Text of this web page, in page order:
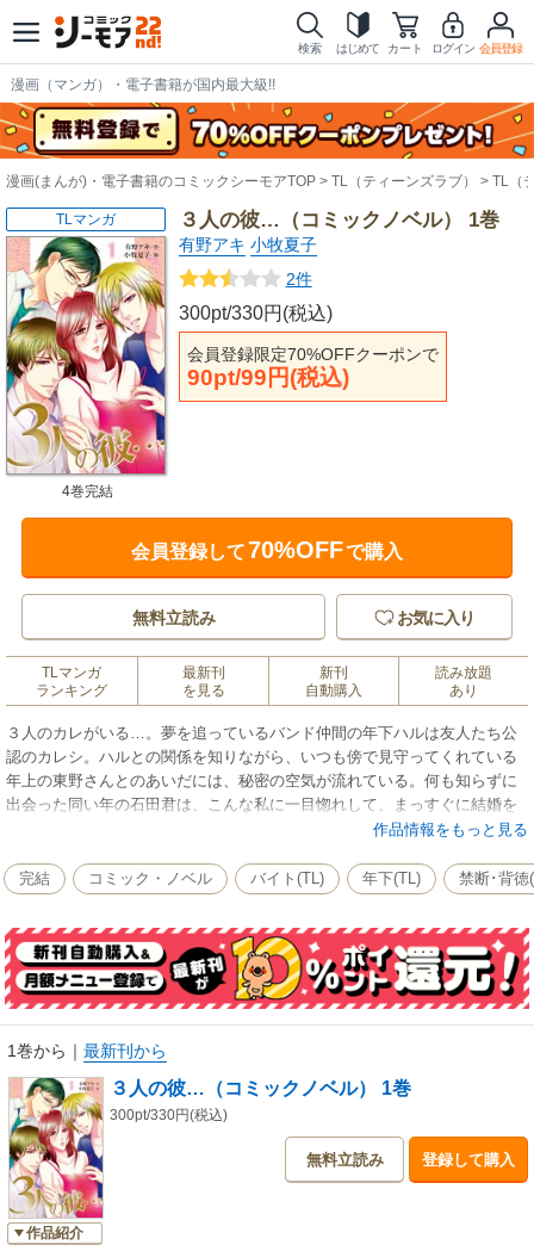
検索 はじめて カート ログイン 会員登録
漫画（マンガ）・電子書籍が国内最大級!!
漫画(まんが)・電子書籍のコミックシーモアTOP TL（ティーンズラブ） TL（
３人の彼…（コミックノベル） 1巻
有野アキ 小牧夏子
2件
300pt/330円(税込)
会員登録限定70%OFFクーポンで
90pt/99円(税込)
TLマンガ
4巻完結
会員登録して70%OFFで購入
無料立読み お気に入り
TLマンガ
ランキング
最新刊
を見る
新刊
自動購入
読み放題
あり
３人のカレがいる…。夢を追っているバンド仲間の年下ハルは友人たち公
認のカレシ。ハルとの関係を知りながら、いつも傍で見守ってくれている
年上の東野さんとのあいだには、秘密の空気が流れている。何も知らずに
出会った同い年の石田君は、こんな私に一目惚れして、まっすぐに結婚を
申し込まれ…。それぞれに見せる自分の顔に戸惑いながら、ほんとうの自
作品情報をもっと見る
完結 コミック・ノベル バイト(TL) 年下(TL) 禁断･背徳
1巻から ｜ 最新刊から
作品紹介
３人の彼…（コミックノベル） 1巻
300pt/330円(税込)
無料立読み 登録して購入